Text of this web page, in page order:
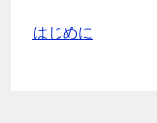
はじめに